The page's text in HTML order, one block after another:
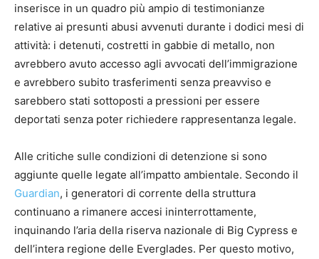
inserisce in un quadro più ampio di testimonianze
relative ai presunti abusi avvenuti durante i dodici mesi di
attività: i detenuti, costretti in gabbie di metallo, non
avrebbero avuto accesso agli avvocati dell’immigrazione
e avrebbero subito trasferimenti senza preavviso e
sarebbero stati sottoposti a pressioni per essere
deportati senza poter richiedere rappresentanza legale.
Alle critiche sulle condizioni di detenzione si sono
aggiunte quelle legate all’impatto ambientale. Secondo il
Guardian, i generatori di corrente della struttura
continuano a rimanere accesi ininterrottamente,
inquinando l’aria della riserva nazionale di Big Cypress e
dell’intera regione delle Everglades. Per questo motivo,